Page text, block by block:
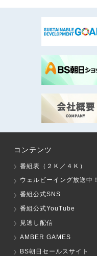
コンテンツ
番組表（２Ｋ／４Ｋ）
ウェルビーイング放送中！
番組公式SNS
番組公式YouTube
見逃し配信
AMBER GAMES
BS朝日セールスサイト